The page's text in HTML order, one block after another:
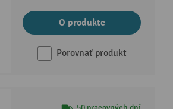
O produkte
Porovnať produkt